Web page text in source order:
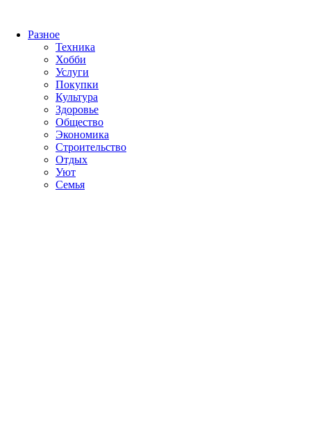
Разное
Техника
Хобби
Услуги
Покупки
Культура
Здоровье
Общество
Экономика
Строительство
Отдых
Уют
Семья